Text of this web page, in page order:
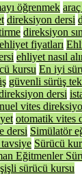
öğrenmek araç
direksiyon dersi
direksiyon
ehliyet fiyatları
ehliyet nasıl
kursu En iyi
güvenli sürüş
dersi
vites
otomatik vites
dersi Simülatör
Sürücü
Eğitmenler
şişli sürücü kursu